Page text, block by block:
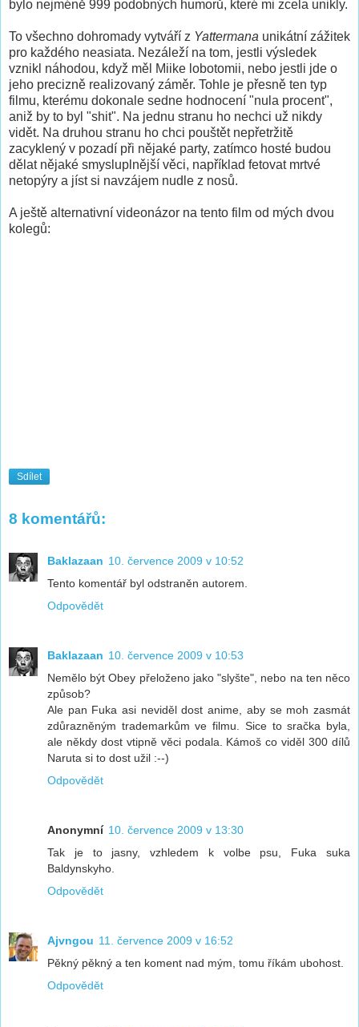
bylo nejméně 999 podobných humorů, které mi zcela unikly.
To všechno dohromady vytváří z Yattermana unikátní zážitek
pro každého neasiata. Nezáleží na tom, jestli výsledek
vznikl náhodou, když měl Miike lobotomii, nebo jestli jde o
jeho precizně realizovaný záměr. Tohle je přesně ten typ
filmu, kterému dokonale sedne hodnocení "nula procent",
aniž by to byl "shit". Na jednu stranu ho nechci už nikdy
vidět. Na druhou stranu ho chci pouštět nepřetržitě
zacyklený v pozadí při nějaké party, zatímco hosté budou
dělat nějaké smysluplnější věci, například fetovat mrtvé
netopýry a jíst si navzájem nudle z nosů.
A ještě alternativní videonázor na tento film od mých dvou
kolegů:
Sdílet
8 komentářů:
Baklazaan 10. července 2009 v 10:52
Tento komentář byl odstraněn autorem.
Odpovědět
Baklazaan 10. července 2009 v 10:53
Nemělo být Obey přeloženo jako "slyšte", nebo na ten něco
způsob?
Ale pan Fuka asi neviděl dost anime, aby se moh zasmát
zdůrazněným trademarkům ve filmu. Sice to sračka byla,
ale někdy dost vtipně věci podala. Kámoš co viděl 300 dílů
Naruta si to dost užil :--)
Odpovědět
Anonymní 10. července 2009 v 13:30
Tak je to jasny, vzhledem k volbe psu, Fuka suka
Baldynskyho.
Odpovědět
Ajvngou 11. července 2009 v 16:52
Pěkný pěkný a ten koment nad mým, tomu říkám ubohost.
Odpovědět